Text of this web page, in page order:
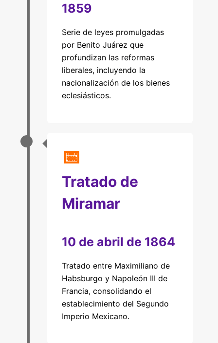
1859
Serie de leyes promulgadas
por Benito Juárez que
profundizan las reformas
liberales, incluyendo la
nacionalización de los bienes
eclesiásticos.
📅
Tratado de
Miramar
10 de abril de 1864
Tratado entre Maximiliano de
Habsburgo y Napoleón III de
Francia, consolidando el
establecimiento del Segundo
Imperio Mexicano.